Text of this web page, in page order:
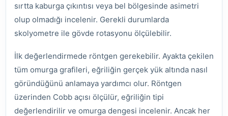
sırtta kaburga çıkıntısı veya bel bölgesinde asimetri
olup olmadığı incelenir. Gerekli durumlarda
skolyometre ile gövde rotasyonu ölçülebilir.
İlk değerlendirmede röntgen gerekebilir. Ayakta çekilen
tüm omurga grafileri, eğriliğin gerçek yük altında nasıl
göründüğünü anlamaya yardımcı olur. Röntgen
üzerinden Cobb açısı ölçülür, eğriliğin tipi
değerlendirilir ve omurga dengesi incelenir. Ancak her